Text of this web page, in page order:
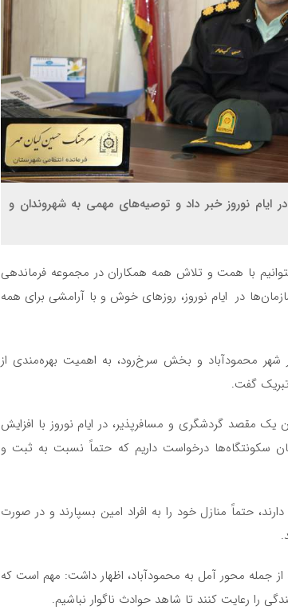
ایام نوروز خبر داد و توصیه‌های مهمی به شهروندان و
با همت و تلاش همه همکاران در مجموعه فرماندهی
در ایام نوروز، روزهای خوش و با آرامشی برای همه
شهر محمودآباد و بخش سرخ‌رود، به اهمیت بهره‌مندی از
گفت.
یک مقصد گردشگری و مسافرپذیر، در ایام نوروز با افزایش
سکونتگاه‌ها درخواست داریم که حتماً نسبت به ثبت و
حتماً منازل خود را به افراد امین بسپارند و در صورت
از جمله محور آمل به محمودآباد، اظهار داشت: مهم است که
را رعایت کنند تا شاهد حوادث ناگوار نباشیم.